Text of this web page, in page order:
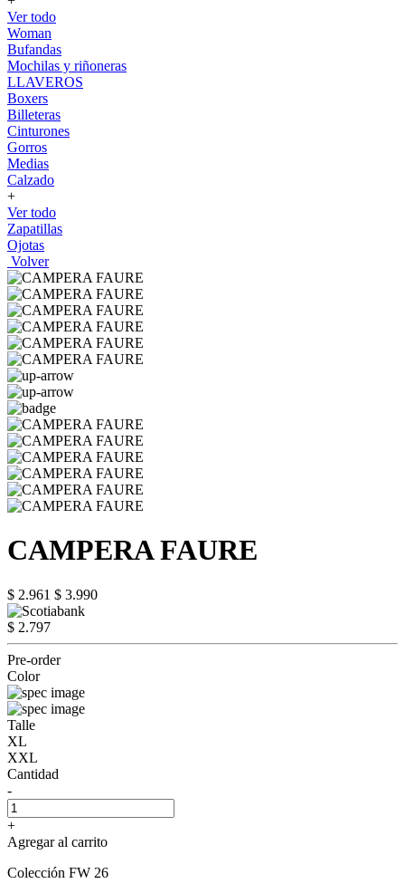
Ver todo
Woman
Bufandas
Mochilas y riñoneras
LLAVEROS
Boxers
Billeteras
Cinturones
Gorros
Medias
Calzado
+
Ver todo
Zapatillas
Ojotas
Volver
CAMPERA FAURE
$ 2.961 $ 3.990
$ 2.797
Pre-order
Color
Talle
XL
XXL
Cantidad
-
+
Agregar al carrito
Colección FW 26